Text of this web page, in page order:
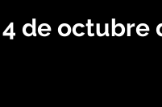
de octubre